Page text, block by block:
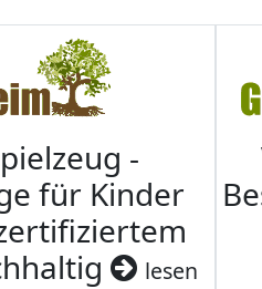
-
für Kinder
lesen